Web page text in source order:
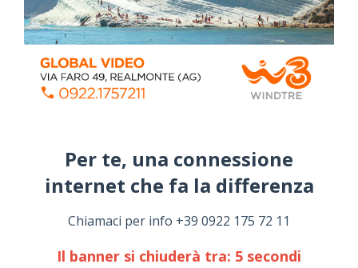
Per te, una connessione
internet che fa la differenza​
Chiamaci per info +39 0922 175 72 11
Il banner si chiuderà tra: 4 secondi
April 14, 2026
I “TEPPISTI DEI SOGNI” IN CONCERTO A
SICULIANA PER I FESTEGGIAMENTI DI SAN
GIUSEPPE
March 16, 2026
Cattolica Eraclea, minaccia la nipote con una